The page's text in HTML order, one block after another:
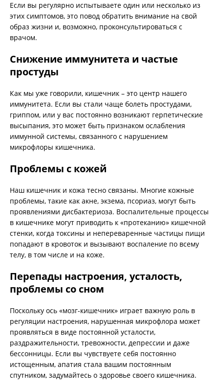
Если вы регулярно испытываете один или несколько из
этих симптомов, это повод обратить внимание на свой
образ жизни и, возможно, проконсультироваться с
врачом.
Снижение иммунитета и частые
простуды
Как мы уже говорили, кишечник – это центр нашего
иммунитета. Если вы стали чаще болеть простудами,
гриппом, или у вас постоянно возникают герпетические
высыпания, это может быть признаком ослабления
иммунной системы, связанного с нарушением
микрофлоры кишечника.
Проблемы с кожей
Наш кишечник и кожа тесно связаны. Многие кожные
проблемы, такие как акне, экзема, псориаз, могут быть
проявлениями дисбактериоза. Воспалительные процессы
в кишечнике могут приводить к «протеканию» кишечной
стенки, когда токсины и непереваренные частицы пищи
попадают в кровоток и вызывают воспаление по всему
телу, в том числе и на коже.
Перепады настроения, усталость,
проблемы со сном
Поскольку ось «мозг-кишечник» играет важную роль в
регуляции настроения, нарушенная микрофлора может
проявляться в виде постоянной усталости,
раздражительности, тревожности, депрессии и даже
бессонницы. Если вы чувствуете себя постоянно
истощенным, апатия стала вашим постоянным
спутником, задумайтесь о здоровье своего кишечника.